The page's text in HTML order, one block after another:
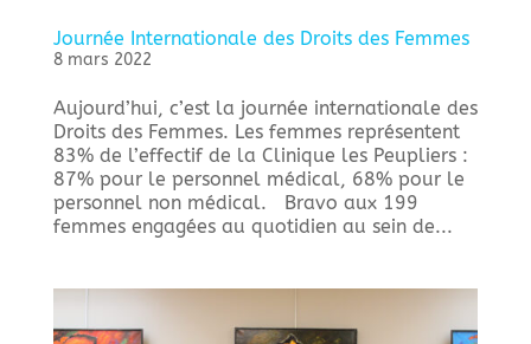
Journée Internationale des Droits des Femmes
8 mars 2022
Aujourd’hui, c’est la journée internationale des
Droits des Femmes. Les femmes représentent
83% de l’effectif de la Clinique les Peupliers :
87% pour le personnel médical, 68% pour le
personnel non médical. Bravo aux 199
femmes engagées au quotidien au sein de...